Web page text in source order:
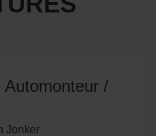
Automonteur /
Jonker